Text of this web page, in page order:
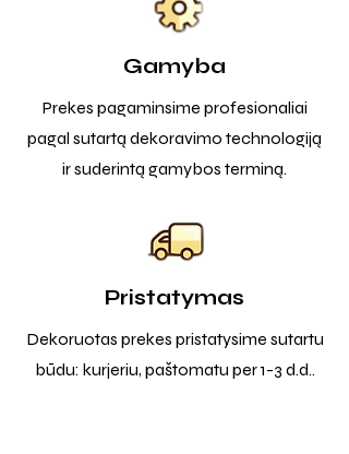
Gamyba
Prekes pagaminsime profesionaliai
pagal sutartą dekoravimo technologiją
ir suderintą gamybos terminą.
Pristatymas
Dekoruotas prekes pristatysime sutartu
būdu: kurjeriu, paštomatu per 1-3 d.d..